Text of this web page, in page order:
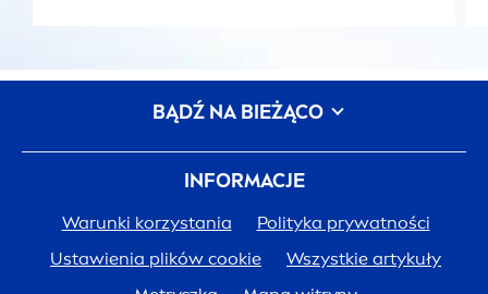
INFORMACJE
Warunki korzystania
Polityka prywatności
Ustawienia plików cookie
Wszystkie artykuły
BĄDŹ NA BIEŻĄCO